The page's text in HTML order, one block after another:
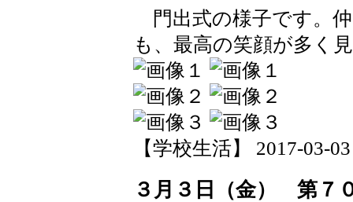
門出式の様子です。
も、最高の笑顔が多く
【学校生活】 2017-03-
３月３日（金） 第７